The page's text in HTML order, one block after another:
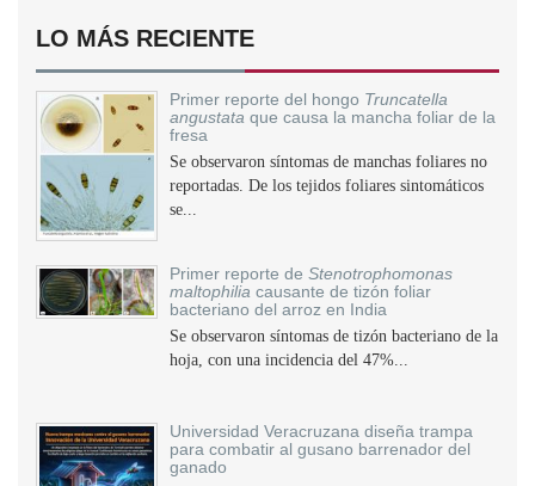
LO MÁS RECIENTE
Primer reporte del hongo Truncatella
angustata que causa la mancha foliar de la
fresa
Se observaron síntomas de manchas foliares no
reportadas. De los tejidos foliares sintomáticos
se...
Primer reporte de Stenotrophomonas
maltophilia causante de tizón foliar
bacteriano del arroz en India
Se observaron síntomas de tizón bacteriano de la
hoja, con una incidencia del 47%...
Universidad Veracruzana diseña trampa
para combatir al gusano barrenador del
ganado